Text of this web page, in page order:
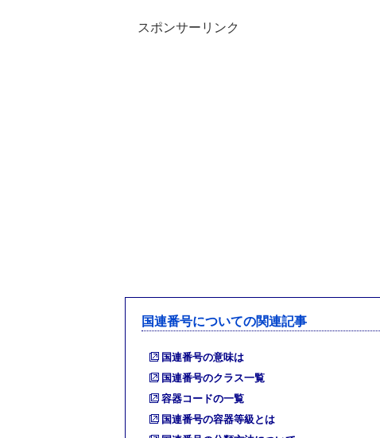
スポンサーリンク
国連番号についての関連記事
国連番号の意味は
国連番号のクラス一覧
容器コードの一覧
国連番号の容器等級とは